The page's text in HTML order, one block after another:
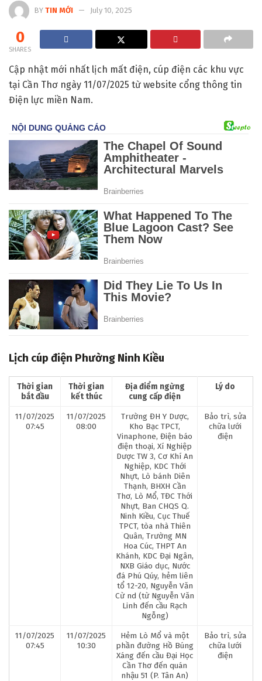
BY TIN MỚI July 10, 2025
0
SHARES
Cập nhật mới nhất lịch mất điện, cúp điện các khu vực
tại Cần Thơ ngày 11/07/2025 từ website cổng thông tin
Điện lực miền Nam.
Lịch cúp điện Phường Ninh Kiều
Thời gian
bắt đầu
Thời gian
kết thúc
Địa điểm ngừng
cung cấp điện
Lý do
11/07/2025
07:45
11/07/2025
08:00
Trường ĐH Y Dược,
Kho Bạc TPCT,
Vinaphone, Điện báo
điện thoại, Xí Nghiệp
Dược TW 3, Cơ Khí An
Nghiệp, KDC Thới
Nhựt, Lò bánh Diên
Thạnh, BHXH Cần
Thơ, Lò Mổ, TĐC Thới
Nhựt, Ban CHQS Q.
Ninh Kiều, Cục Thuế
TPCT, tòa nhà Thiên
Quân, Trường MN
Hoa Cúc, THPT An
Khánh, KDC Đại Ngân,
NXB Giáo dục, Nước
đá Phú Qúy, hẻm liên
tổ 12-20, Nguyễn Văn
Cừ nd (từ Nguyễn Văn
Linh đến cầu Rạch
Ngỗng)
Bảo trì, sửa
chữa lưới
điện
11/07/2025
07:45
11/07/2025
10:30
Hẻm Lò Mổ và một
phần đường Hồ Búng
Xáng đến cầu Đại Học
Cần Thơ đến quán
nhậu 51 (P. Tân An)
Bảo trì, sửa
chữa lưới
điện